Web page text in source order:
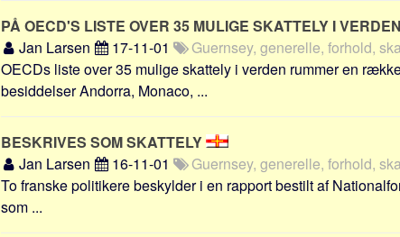
PÅ OECD'S LISTE OVER 35 MULIGE SKATTELY I VERDEN
Jan Larsen
17-11-01
Guernsey, generelle, forhold,
OECDs liste over 35 mulige skattely i verden rummer en
besiddelser Andorra, Monaco, ...
BESKRIVES SOM SKATTELY
Jan Larsen
16-11-01
Guernsey, generelle, forhold,
To franske politikere beskylder i en rapport bestilt af
som ...